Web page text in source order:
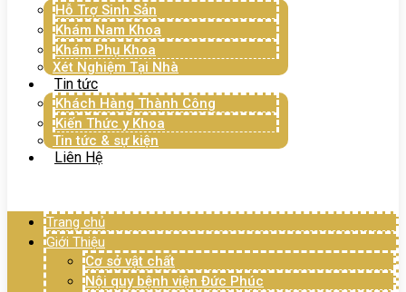
Hỗ Trợ Sinh Sản
Khám Nam Khoa
Khám Phụ Khoa
Xét Nghiệm Tại Nhà
Tin tức
Khách Hàng Thành Công
Kiến Thức y Khoa
Tin tức & sự kiện
Liên Hệ
Trang chủ
Giới Thiệu
Cơ sở vật chất
Nội quy bệnh viện Đức Phúc